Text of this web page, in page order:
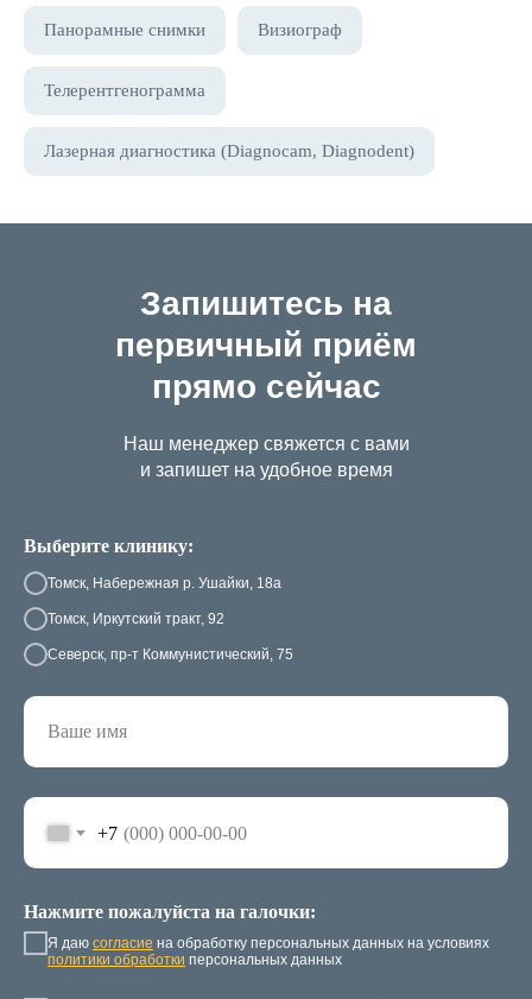
Панорамные снимки Визиограф
Телерентгенограмма
Лазерная диагностика (Diagnocam, Diagnodent)
Запишитесь на
первичный приём
прямо сейчас
Наш менеджер свяжется с вами
и запишет на удобное время
Выберите клинику:
Томск, Набережная р. Ушайки, 18а
Томск, Иркутский тракт, 92
Северск, пр-т Коммунистический, 75
+7
Нажмите пожалуйста на галочки:
Я даю согласие на обработку персональных данных на условиях
политики обработки персональных данных